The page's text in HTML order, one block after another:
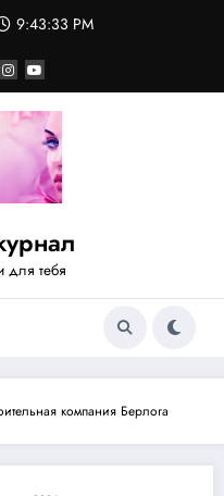
9:43:33 PM
для тебя
компания Берлога